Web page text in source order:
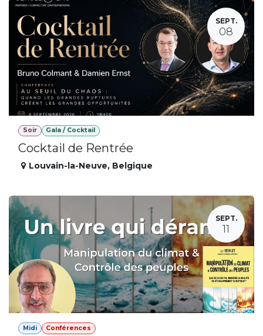
SEPT.
08
Soir Gala / Cocktail
Cocktail de Rentrée
Louvain-la-Neuve, Belgique
SEPT.
11
Midi Conférences